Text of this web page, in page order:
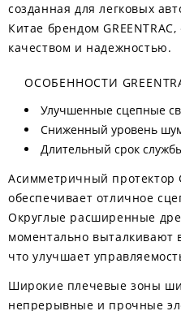
созданная для легковых
Китае брендом
качеством и надежностью.
ОСОБЕННОСТИ
Улучшенные сцепные
Сниженный уровень
Длительный срок
Асимметричный протектор
обеспечивает отличное
Округлые расширенные
моментально выталкивают
что улучшает
Широкие плечевые зоны
непрерывные и прочные